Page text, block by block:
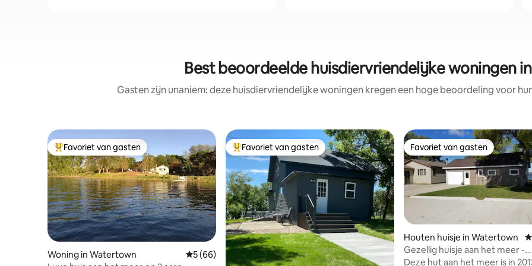
Best beoordeelde huisdiervriendelijke woningen
Gasten zijn unaniem: deze huisdiervriendelijke woningen kregen een hoge beoordeling voor
Topfavoriet van gasten
Favoriet van gasten
Woning in Watertown Gemiddelde beoordeling van 5 uit 5, 66 recensies
5 (66)
Topfavoriet van gasten
Favoriet van gasten Favoriet van gasten
Favoriet van gasten
Houten huisje in Watertown
Gezellig huisje aan het meer -
Watertown Kampeska
Deze hut aan het meer is in